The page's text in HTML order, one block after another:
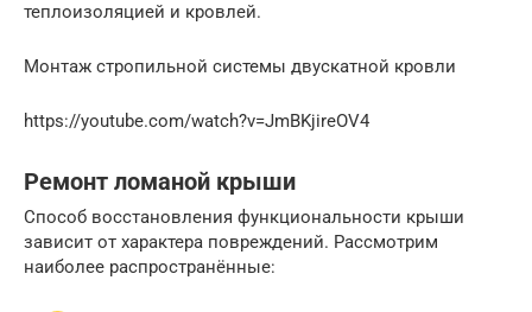
теплоизоляцией и кровлей.
Монтаж стропильной системы двускатной кровли
https://youtube.com/watch?v=JmBKjireOV4
Ремонт ломаной крыши
Способ восстановления функциональности крыши
зависит от характера повреждений. Рассмотрим
наиболее распространённые: